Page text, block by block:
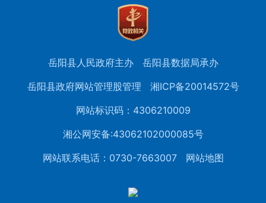
岳阳县人民政府主办
岳阳县数据局承办
岳阳县政府网站管理股管理
湘ICP备20014572号
网站标识码：4306210009
湘公网安备:43062102000085号
网站联系电话：0730-7663007
网站地图